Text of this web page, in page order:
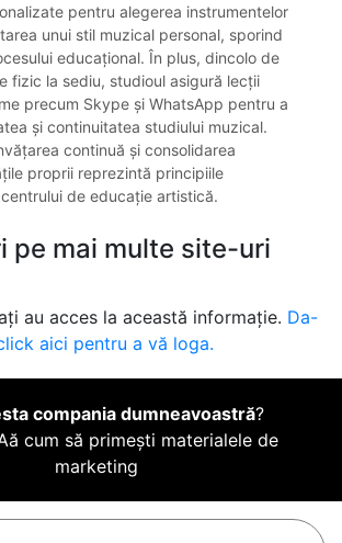
pentru alegerea instrumentelor
unui stil muzical personal, sporind
educațional. În plus, dincolo de
fizic la sediu, studioul asigură lecții
precum Skype și WhatsApp pentru a
și continuitatea studiului muzical.
continuă și consolidarea
proprii reprezintă principiile
de educație artistică.
pe mai multe site-uri
au acces la această informație. Da-
aici pentru a vă loga.
compania dumneavoastră?
cum să primești materialele de
marketing